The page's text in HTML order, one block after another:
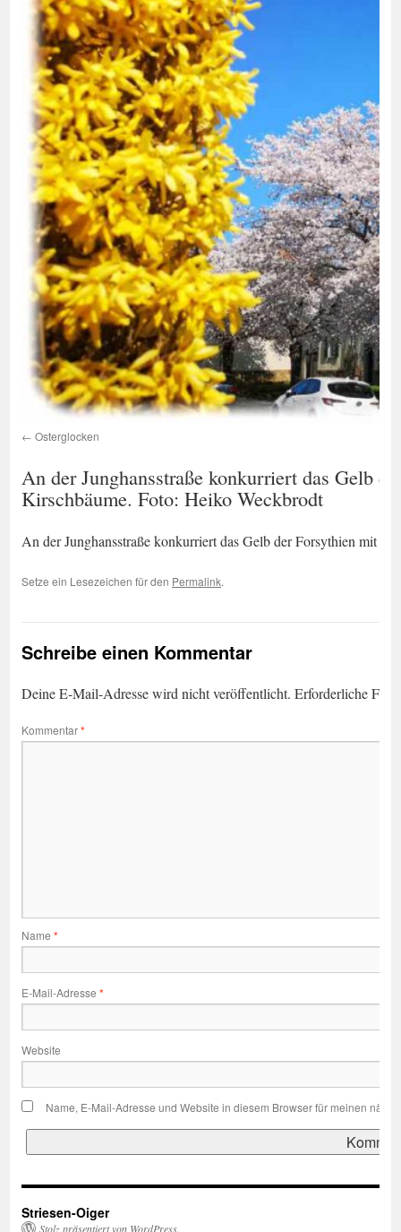
Osterglocken
An der Junghansstraße konkurriert das Gelb
Kirschbäume. Foto: Heiko Weckbrodt
An der Junghansstraße konkurriert das Gelb der Forsythien mit
Setze ein Lesezeichen für den Permalink.
Schreibe einen Kommentar
Deine E-Mail-Adresse wird nicht veröffentlicht. Erforderliche
Kommentar*
Name *
E-Mail-Adresse *
Website
Name, E-Mail-Adresse und Website in diesem Browser für meinen
Striesen-Oiger
Stolz präsentiert von WordPress.